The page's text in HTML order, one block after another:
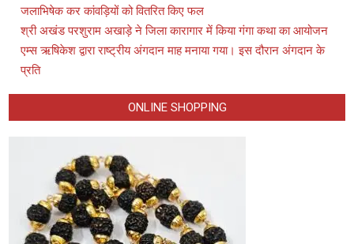
जलाभिषेक कर कांवड़ियों को वितरित किए फल
श्री अखंड परशुराम अखाड़े ने जिला कारागार में किया गंगा कथा का आयोजन
एम्स ऋषिकेश द्वारा राष्ट्रीय अंगदान माह मनाया गया। इस दौरान अंगदान के
प्रति
ONLINE SHOPPING